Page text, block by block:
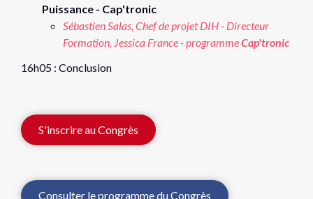
Puissance - Cap'tronic
Sébastien Salas, Chef de projet DIH - Directeur
Formation, Jessica France - programmeCap'tronic
16h05 : Conclusion
S'inscrire au Congrès
Consulter le programme du Congrès